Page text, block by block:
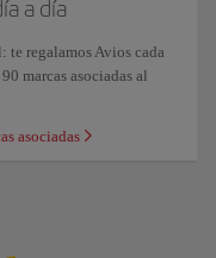
a día
regalamos Avios cada
marcas asociadas al
asociadas